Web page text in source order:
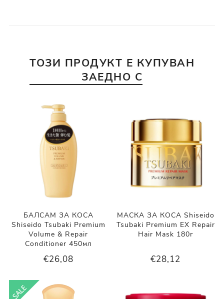
ТОЗИ ПРОДУКТ Е КУПУВАН
ЗАЕДНО С
БАЛСАМ ЗА КОСА
Shiseido Tsubaki Premium
Volume & Repair
Conditioner 450мл
€26,08
МАСКА ЗА КОСА Shiseido
Tsubaki Premium EX Repair
Hair Mask 180г
€28,12